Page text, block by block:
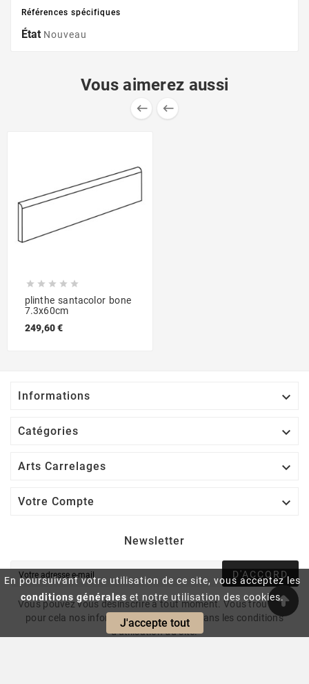
En poursuivant votre utilisation de ce site, vous acceptez les
conditions générales et notre utilisation des cookies.
J'accepte tout
Références spécifiques
État Nouveau
Vous aimerez aussi
 
    
plinthe santacolor bone
7.3x60cm
249,60 €
Informations 
Catégories 
Arts Carrelages 
Votre Compte 
Newsletter
D'ACCORD
Vous pouvez vous désinscrire à tout moment. Vous trouverez
pour cela nos informations de contact dans les conditions
d'utilisation du site.